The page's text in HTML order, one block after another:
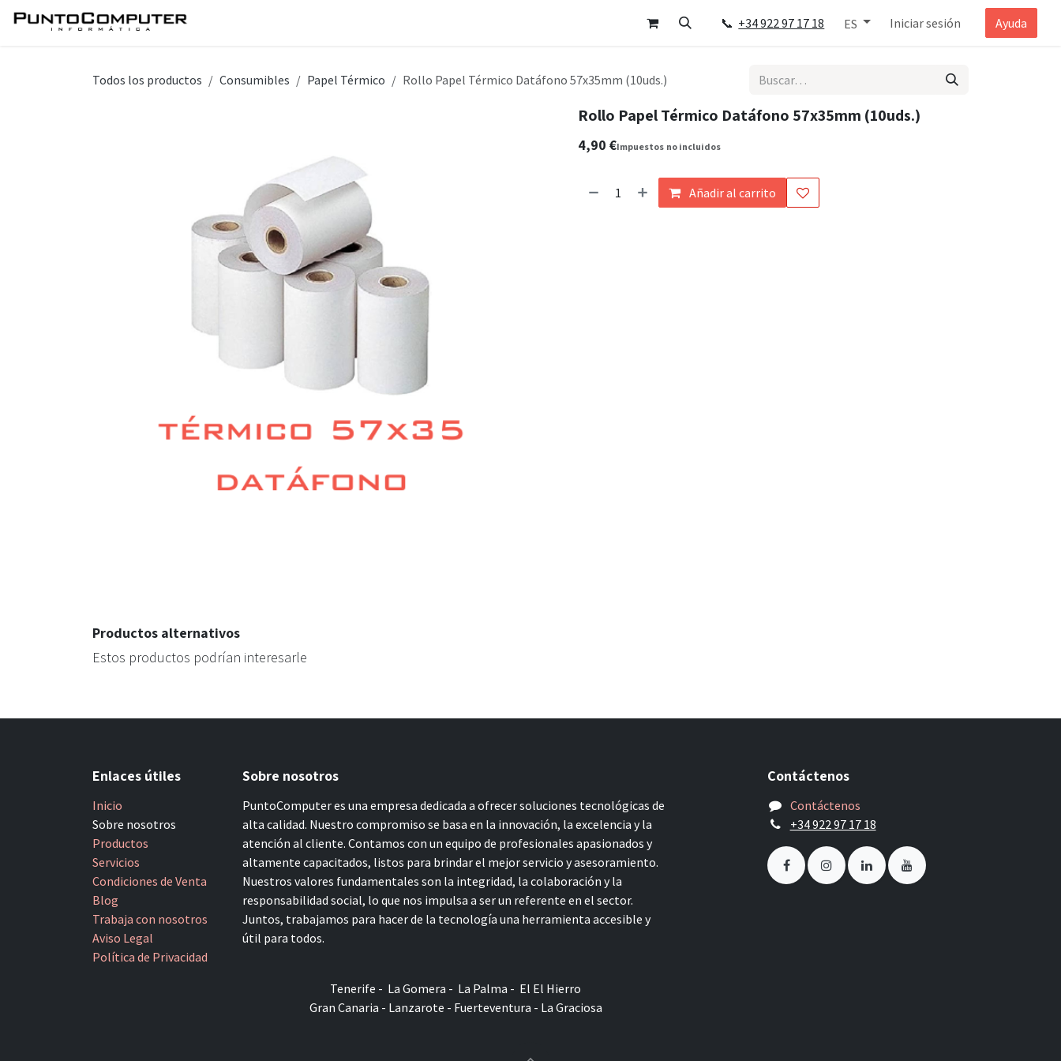
Ir al contenido
📞 +34 922 97 17 18 ES Iniciar sesión Ayuda
Todos los productos Consumibles Papel Térmico Rollo Papel Térmico Datáfono 57x35mm (10uds.)
Rollo Papel Térmico Datáfono 57x35mm (10uds.)
4,90 €Impuestos no incluidos
Añadir al carrito
Productos alternativos
Estos productos podrían interesarle
Enlaces útiles
Inicio
Sobre nosotros
Productos
Servicios
Condiciones de Venta
Blog
Trabaja con nosotros
Aviso Legal
Política de Privacidad
Sobre nosotros
PuntoComputer es una empresa dedicada a ofrecer soluciones tecnológicas de
alta calidad. Nuestro compromiso se basa en la innovación, la excelencia y la
atención al cliente. Contamos con un equipo de profesionales apasionados y
altamente capacitados, listos para brindar el mejor servicio y asesoramiento.
Nuestros valores fundamentales son la integridad, la colaboración y la
responsabilidad social, lo que nos impulsa a ser un referente en el sector.
Juntos, trabajamos para hacer de la tecnología una herramienta accesible y
útil para todos.
Tenerife - La Gomera - La Palma - El El Hierro
Gran Canaria - Lanzarote - Fuerteventura - La Graciosa
Contáctenos
Contáctenos
+34 922 97 17 18